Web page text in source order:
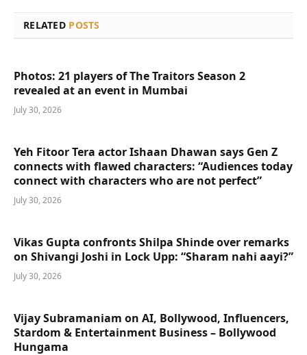
RELATED POSTS
Photos: 21 players of The Traitors Season 2
revealed at an event in Mumbai
July 30, 2026
Yeh Fitoor Tera actor Ishaan Dhawan says Gen Z
connects with flawed characters: “Audiences today
connect with characters who are not perfect”
July 30, 2026
Vikas Gupta confronts Shilpa Shinde over remarks
on Shivangi Joshi in Lock Upp: “Sharam nahi aayi?”
July 30, 2026
Vijay Subramaniam on AI, Bollywood, Influencers,
Stardom & Entertainment Business – Bollywood
Hungama